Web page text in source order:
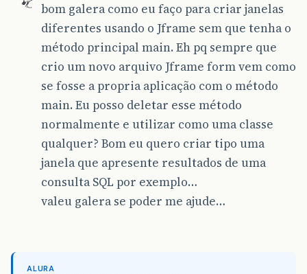
bom galera como eu faço para criar janelas
diferentes usando o Jframe sem que tenha o
método principal main. Eh pq sempre que
crio um novo arquivo Jframe form vem como
se fosse a propria aplicação com o método
main. Eu posso deletar esse método
normalmente e utilizar como uma classe
qualquer? Bom eu quero criar tipo uma
janela que apresente resultados de uma
consulta SQL por exemplo…
valeu galera se poder me ajude…
ALURA